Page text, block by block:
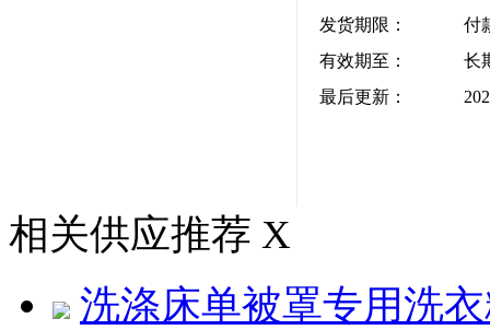
发货期限：
付
有效期至：
长
最后更新：
相关供应推荐 X
洗涤床单被罩专用洗